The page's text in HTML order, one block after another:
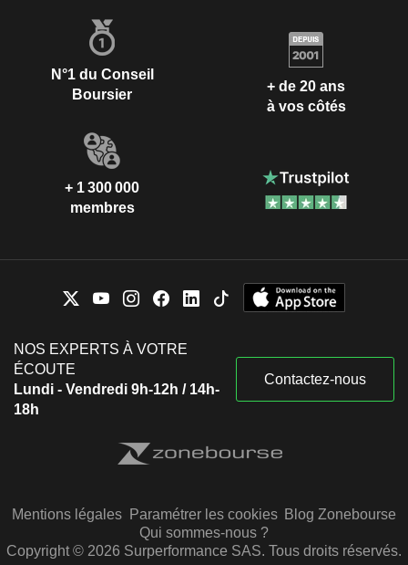
N°1 du Conseil
Boursier
+ de 20 ans
à vos côtés
+ 1 300 000
membres
NOS EXPERTS À VOTRE
ÉCOUTE
Lundi - Vendredi 9h-12h / 14h-
18h
Contactez-nous
Mentions légales Paramétrer les cookies Blog Zonebourse
Qui sommes-nous ?
Copyright © 2026 Surperformance SAS. Tous droits réservés.